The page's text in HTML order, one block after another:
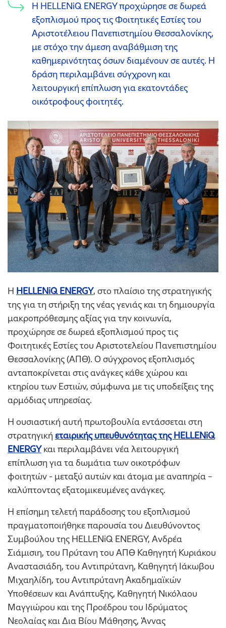
Η HELLENiQ ENERGY προχώρησε σε δωρεά
εξοπλισμού προς τις Φοιτητικές Εστίες του
Αριστοτέλειου Πανεπιστημίου Θεσσαλονίκης,
με στόχο την άμεση αναβάθμιση της
καθημερινότητας όσων διαμένουν σε αυτές. Η
δράση περιλαμβάνει σύγχρονη και
λειτουργική επίπλωση για εκατοντάδες
οικότροφους φοιτητές.
Η HELLENiQ ENERGY, στο πλαίσιο της στρατηγικής
της για τη στήριξη της νέας γενιάς και τη δημιουργία
μακροπρόθεσμης αξίας για την κοινωνία,
προχώρησε σε δωρεά εξοπλισμού προς τις
Φοιτητικές Εστίες του Αριστοτελείου Πανεπιστημίου
Θεσσαλονίκης (ΑΠΘ). Ο σύγχρονος εξοπλισμός
ανταποκρίνεται στις ανάγκες κάθε χώρου και
κτηρίου των Εστιών, σύμφωνα με τις υποδείξεις της
αρμόδιας υπηρεσίας.
Η ουσιαστική αυτή πρωτοβουλία εντάσσεται στη
στρατηγικήεταιρικής υπευθυνότητας της HELLENiQ
ENERGYκαι περιλαμβάνει νέα λειτουργική
επίπλωση για τα δωμάτια των οικοτρόφων
φοιτητών - μεταξύ αυτών και άτομα με αναπηρία –
καλύπτοντας εξατομικευμένες ανάγκες.
Η επίσημη τελετή παράδοσης του εξοπλισμού
πραγματοποιήθηκε παρουσία του Διευθύνοντος
Συμβούλου της HELLENiQ ENERGY, Ανδρέα
Σιάμισιη, του Πρύτανη του ΑΠΘ Καθηγητή Κυριάκου
Αναστασιάδη, του Αντιπρύτανη, Καθηγητή Ιάκωβου
Μιχαηλίδη, του Αντιπρύτανη Ακαδημαϊκών
Υποθέσεων και Ανάπτυξης, Καθηγητή Νικόλαου
Μαγγιώρου και της Προέδρου του Ιδρύματος
Νεολαίας και Δια Βίου Μάθησης, Άννας